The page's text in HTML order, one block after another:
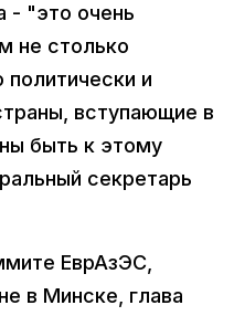
- "это очень
не столько
политически и
вступающие в
быть к этому
секретарь
ЕврАзЭС,
в Минске, глава